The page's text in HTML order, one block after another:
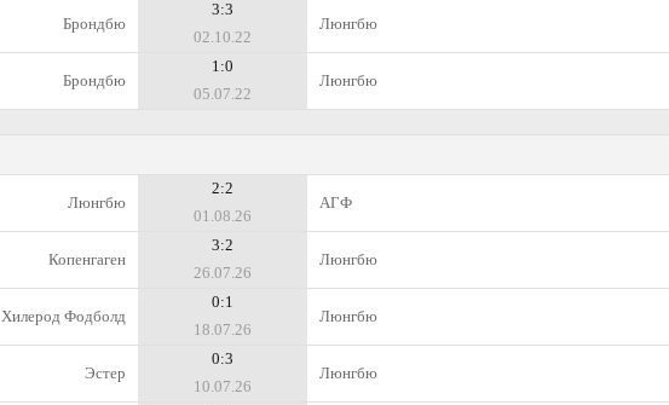
Брондбю
3:3
02.10.22
Люнгбю
Брондбю
1:0
05.07.22
Люнгбю
Люнгбю
2:2
01.08.26
АГФ
Копенгаген
3:2
26.07.26
Люнгбю
Хилерод Фодболд
0:1
18.07.26
Люнгбю
Эстер
0:3
10.07.26
Люнгбю